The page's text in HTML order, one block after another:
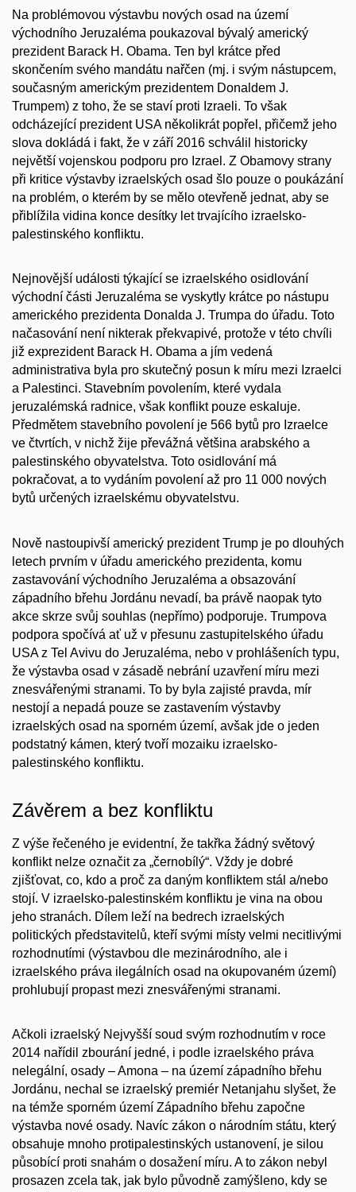
Na problémovou výstavbu nových osad na území
východního Jeruzaléma poukazoval bývalý americký
prezident Barack H. Obama. Ten byl krátce před
skončením svého mandátu nařčen (mj. i svým nástupcem,
současným americkým prezidentem Donaldem J.
Trumpem) z toho, že se staví proti Izraeli. To však
odcházející prezident USA několikrát popřel, přičemž jeho
slova dokládá i fakt, že v září 2016 schválil historicky
největší vojenskou podporu pro Izrael. Z Obamovy strany
při kritice výstavby izraelských osad šlo pouze o poukázání
na problém, o kterém by se mělo otevřeně jednat, aby se
přiblížila vidina konce desítky let trvajícího izraelsko-
palestinského konfliktu.
Nejnovější události týkající se izraelského osidlování
východní části Jeruzaléma se vyskytly krátce po nástupu
amerického prezidenta Donalda J. Trumpa do úřadu. Toto
načasování není nikterak překvapivé, protože v této chvíli
již exprezident Barack H. Obama a jím vedená
administrativa byla pro skutečný posun k míru mezi Izraelci
a Palestinci. Stavebním povolením, které vydala
jeruzalémská radnice, však konflikt pouze eskaluje.
Předmětem stavebního povolení je 566 bytů pro Izraelce
ve čtvrtích, v nichž žije převážná většina arabského a
palestinského obyvatelstva. Toto osidlování má
pokračovat, a to vydáním povolení až pro 11 000 nových
bytů určených izraelskému obyvatelstvu.
Nově nastoupivší americký prezident Trump je po dlouhých
letech prvním v úřadu amerického prezidenta, komu
zastavování východního Jeruzaléma a obsazování
západního břehu Jordánu nevadí, ba právě naopak tyto
akce skrze svůj souhlas (nepřímo) podporuje. Trumpova
podpora spočívá ať už v přesunu zastupitelského úřadu
USA z Tel Avivu do Jeruzaléma, nebo v prohlášeních typu,
že výstavba osad v zásadě nebrání uzavření míru mezi
znesvářenými stranami. To by byla zajisté pravda, mír
nestojí a nepadá pouze se zastavením výstavby
izraelských osad na sporném území, avšak jde o jeden
podstatný kámen, který tvoří mozaiku izraelsko-
palestinského konfliktu.
Závěrem a bez konfliktu
Z výše řečeného je evidentní, že takřka žádný světový
konflikt nelze označit za „černobílý“. Vždy je dobré
zjišťovat, co, kdo a proč za daným konfliktem stál a/nebo
stojí. V izraelsko-palestinském konfliktu je vina na obou
jeho stranách. Dílem leží na bedrech izraelských
politických představitelů, kteří svými místy velmi necitlivými
rozhodnutími (výstavbou dle mezinárodního, ale i
izraelského práva ilegálních osad na okupovaném území)
prohlubují propast mezi znesvářenými stranami.
Ačkoli izraelský Nejvyšší soud svým rozhodnutím v roce
2014 nařídil zbourání jedné, i podle izraelského práva
nelegální, osady – Amona – na území západního břehu
Jordánu, nechal se izraelský premiér Netanjahu slyšet, že
na témže sporném území Západního břehu započne
výstavba nové osady. Navíc zákon o národním státu, který
obsahuje mnoho protipalestinských ustanovení, je silou
působící proti snahám o dosažení míru. A to zákon nebyl
prosazen zcela tak, jak bylo původně zamýšleno, kdy se